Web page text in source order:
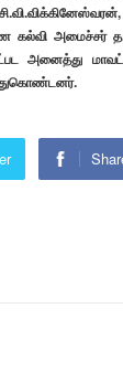
அமைச்சர்